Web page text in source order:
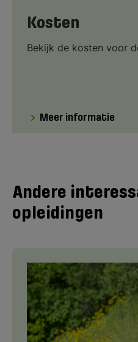
Kosten
Bekijk de kosten voor
Meer informatie
Andere
opleidingen